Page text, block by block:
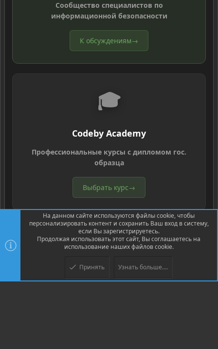
Сообщество специалистов по
информационной безопасности
К обсуждениям→
🎓
Codeby Academy
Профессиональные курсы с дипломом гос.
образца
Выбрать курс→
Community platform by XenForo ® © 2010-2026 XenForo Ltd.
© Jason Axelrod of 8WAYRUN
На данном сайте используются файлы cookie, чтобы
персонализировать контент и сохранить Ваш вход в систему,
если Вы зарегистрируетесь.
Продолжая использовать этот сайт, Вы соглашаетесь на
использование наших файлов cookie.
Принять Узнать больше....